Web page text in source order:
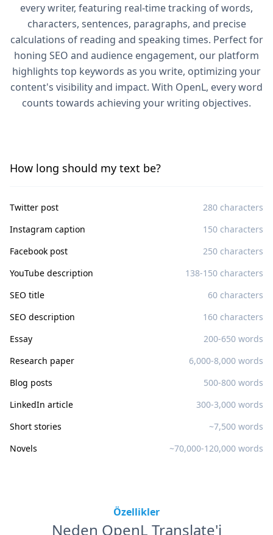
every writer, featuring real-time tracking of words,
characters, sentences, paragraphs, and precise
calculations of reading and speaking times. Perfect for
honing SEO and audience engagement, our platform
highlights top keywords as you write, optimizing your
content's visibility and impact. With OpenL, every word
counts towards achieving your writing objectives.
How long should my text be?
Twitter post
280 characters
Instagram caption
150 characters
Facebook post
250 characters
YouTube description
138-150 characters
SEO title
60 characters
SEO description
160 characters
Essay
200-650 words
Research paper
6,000-8,000 words
Blog posts
500-800 words
LinkedIn article
300-3,000 words
Short stories
~7,500 words
Novels
~70,000-120,000 words
Özellikler
Neden OpenL Translate'i